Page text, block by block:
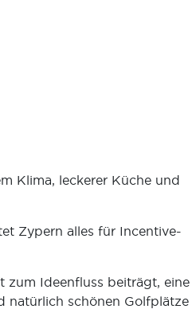
Klima, leckerer Küche und
Zypern alles für Incentive-
zum Ideenfluss beiträgt, eine
natürlich schönen Golfplätze